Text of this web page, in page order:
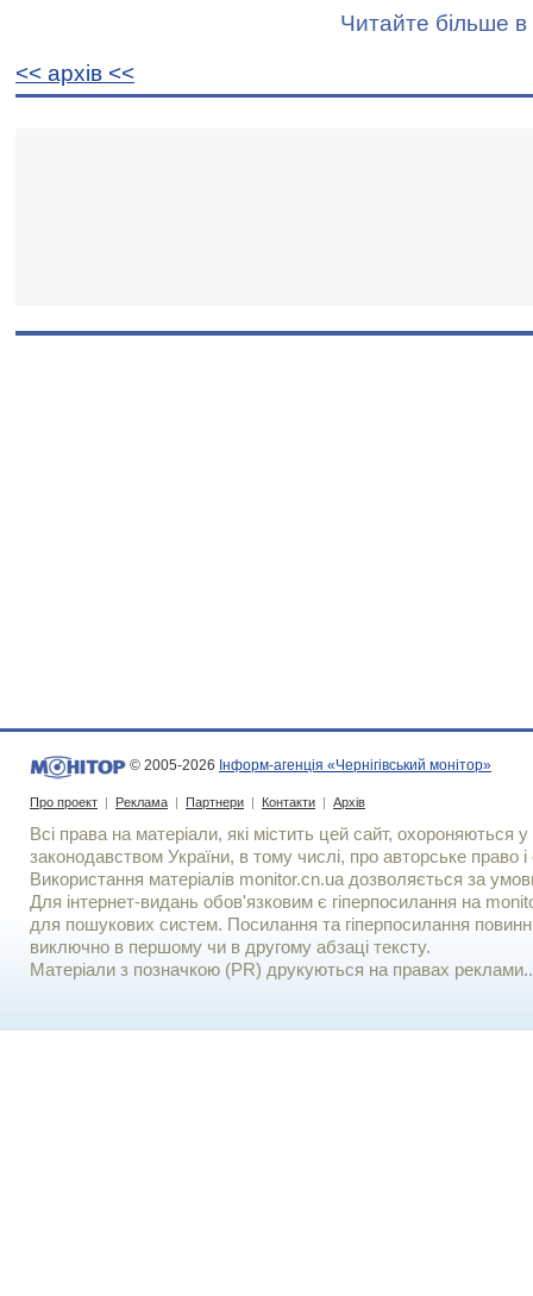
Читайте більше в
<< архiв <<
© 2005-2026 Інформ-агенція «Чернігівський монітор»
Про проект | Реклама | Партнери | Контакти | Архів
Всі права на матеріали, які містить цей сайт, охороняються у
законодавством України, в тому числі, про авторське право і
Використання матерiалiв monitor.cn.ua дозволяється за
Для iнтернет-видань обов'язковим є гiперпосилання на
для пошукових систем. Посилання та гіперпосилання
виключно в першому чи в другому абзаці тексту.
Матеріали з позначкою (PR) друкуються на правах реклами..